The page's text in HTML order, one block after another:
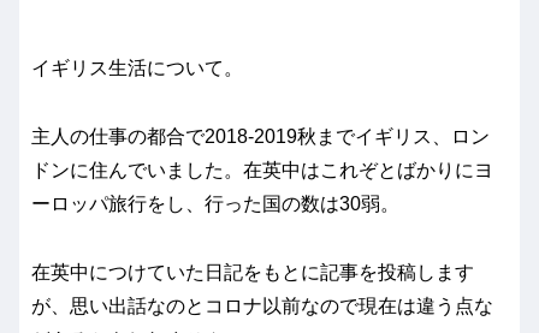
イギリス生活について。
主人の仕事の都合で2018-2019秋までイギリス、ロン
ドンに住んでいました。在英中はこれぞとばかりにヨ
ーロッパ旅行をし、行った国の数は30弱。
在英中につけていた日記をもとに記事を投稿します
が、思い出話なのとコロナ以前なので現在は違う点な